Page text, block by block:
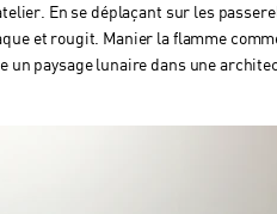
En se déplaçant sur les
et rougit. Manier la flamme
un paysage lunaire dans une